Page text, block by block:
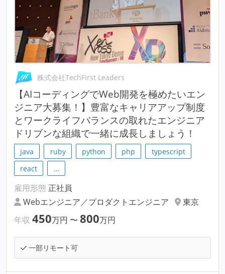
株式会社TechFirst Leaders
【AIコーディングでWeb開発を極めたいエン
ジニア大募集！】豊富なキャリアアップ制度
とワークライフバランスの取れたエンジニア
ドリブンな組織で一緒に成長しましょう！
java ruby python php
typescript
react
…
雇用形態 正社員
Webエンジニア／プロダクトエンジニア
東京
年収 450万円 〜 800万円
一部リモート可